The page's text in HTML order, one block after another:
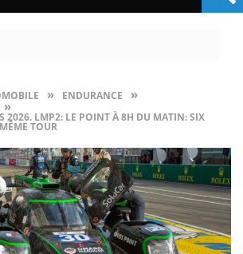
» ENDURANCE »
»
2026. LMP2: LE POINT À 8H DU MATIN: SIX
TOUR